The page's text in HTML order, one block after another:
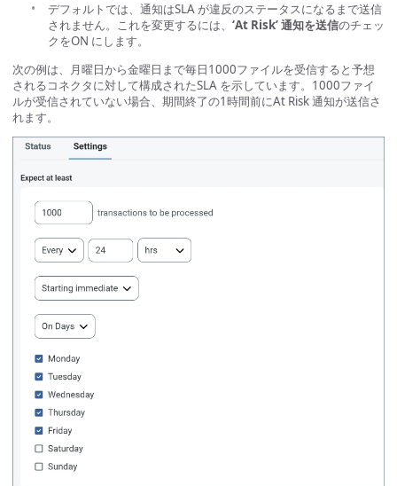
デフォルトでは、通知はSLA が違反のステータスになるまで送信
されません。これを変更するには、 ‘At Risk’ 通知を送信のチェッ
クをON にします。
次の例は、月曜日から金曜日まで毎日1000ファイルを受信すると予想
されるコネクタに対して構成されたSLA を示しています。1000ファイ
ルが受信されていない場合、期間終了の1時間前にAt Risk 通知が送信さ
れます。